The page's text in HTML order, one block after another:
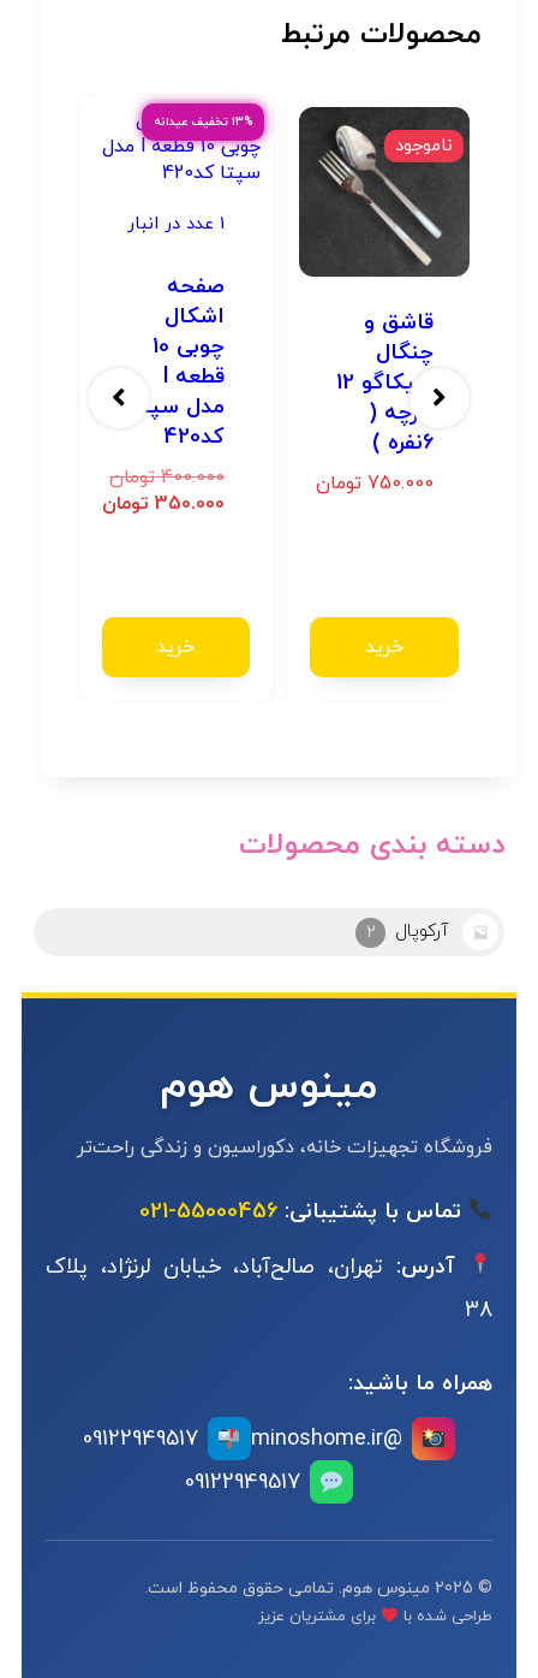
محصولات مرتبط
ناموجود
قاشق و
چنگال
شیکاگو 12
پارچه (
6نفره )
750.000 تومان
خرید
۱۳% تخفیف عیدانه
1 عدد در انبار
صفحه
اشکال
چوبی 10
قطعه l
مدل سپتا
کد420
400.000 تومان
350.000 تومان
خرید
دسته بندی محصولات
ابزار 25
مینوس هوم
فروشگاه تجهیزات خانه، دکوراسیون و زندگی راحت‌تر
تماس با پشتیبانی: 55000456-021
آدرس: تهران، صالح‌آباد، خیابان لرنژاد، پلاک
38
همراه ما باشید:
@minoshome.ir
09122949517
09122949517
© 2025 مینوس هوم. تمامی حقوق محفوظ است.
طراحی شده با برای مشتریان عزیز